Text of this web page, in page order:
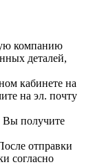
компанию
деталей,
кабинете на
на эл. почту
Вы получите
отправки
согласно